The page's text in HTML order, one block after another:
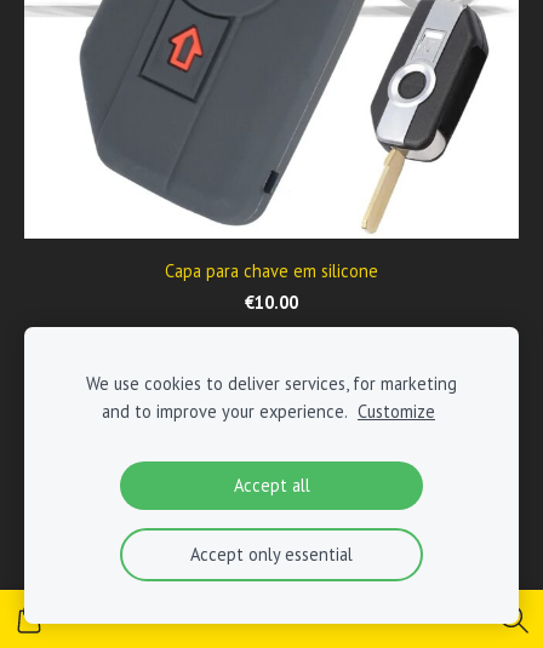
Capa para chave em silicone
€10.00
We use cookies to deliver services, for marketing
and to improve your experience. Customize
Accept all
Accept only essential